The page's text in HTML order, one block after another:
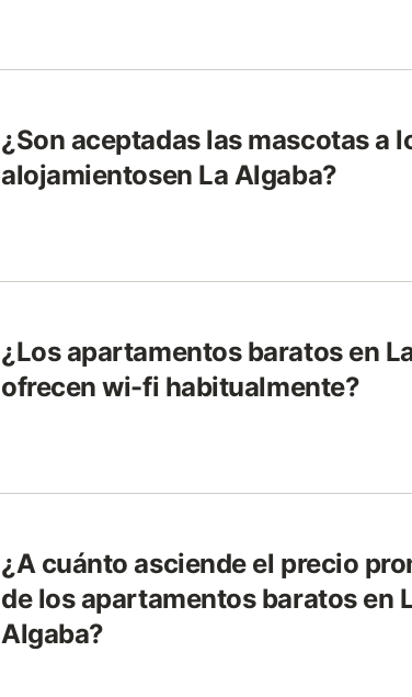
¿Son aceptadas las mascotas a
alojamientosen La Algaba?
¿Los apartamentos baratos en
ofrecen wi-fi habitualmente?
¿A cuánto asciende el precio
de los apartamentos baratos en
Algaba?